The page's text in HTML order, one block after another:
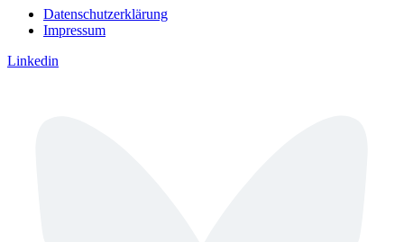
Datenschutzerklärung
Impressum
Linkedin